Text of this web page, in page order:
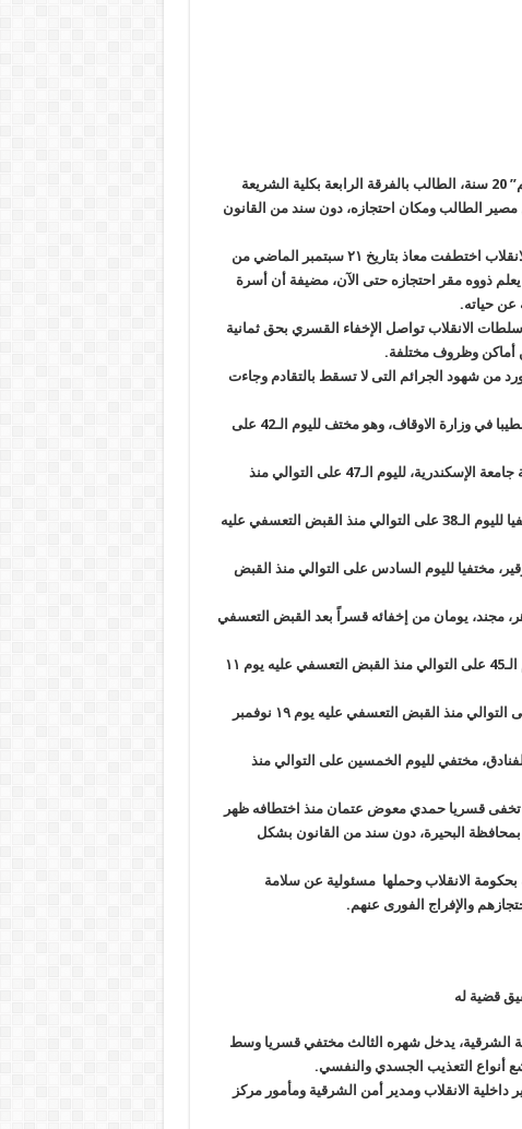
رغم مرور 96 يوما على اختطاف “معاذ محمد محمد إبراهيم مسلم” 20 سنة، الطالب بالفرقة الرابعة بكلية الشريعة
الطالب ومكان احتجازه، دون سند من القانون
وقالت التنسيقية المصرية للحقوق والحريات اليوم، إن سلطات الانقلاب اختطفت معاذ بتاريخ ٢١ سبتمبر الماضي من
يعلم ذووه مقر احتجازه حتى الآن، مضيفة أن أسرة
عن حياته.
الانقلاب تواصل الإخفاء القسري بحق ثمانية
أماكن وظروف مختلفة.
من شهود الجرائم التى لا تسقط بالتقادم وجاءت
عبدالرحمن محمد أحمد عبدالسلام” 29 سنة، ويعمل إماما وخطيبا في وزارة الاوقاف، وهو مختف لليوم الـ42 على
أحمد سمير محمد السيد هندي” 20 سنة، طالب بكليه الهندسة جامعة الإسكندرية، لليوم الـ47 على التوالي منذ
إيهاب جلال” ٢٨ سنة، ليسانس حقوق، ويعمل بالضرائب، مختفيا لليوم الـ38 على التوالي منذ القبض التعسفي عليه
بأبوقير، مختفيا لليوم السادس على التوالي منذ القبض
جامعة الأزهر، مجند، يومان من إخفائه قسراً بعد القبض التعسفي
عبدالرحمن معتز” 22 سنة، طالب بكلية التجارة، مختفي لليوم الـ45 على التوالي منذ القبض التعسفي عليه يوم ١١
أحمد إبراهيم”طالب بالمرحلة الثانوية، مختفي لليوم الـ37 على التوالي منذ القبض التعسفي عليه يوم ١٩ نوفمبر
كلية السياحة والفنادق، مختفي لليوم الخمسين على التوالي منذ
قسريا حمدي معوض عتمان منذ اختطافه ظهر
البحيرة، دون سند من القانون بشكل
بحكومة الانقلاب وحملها مسئولية عن سلامة
والإفراج الفورى عنهم.
الشرقية، يدخل شهره الثالث مختفي قسريا وسط
أنواع التعذيب الجسدي والنفسي.
داخلية الانقلاب ومدير أمن الشرقية ومأمور مركز